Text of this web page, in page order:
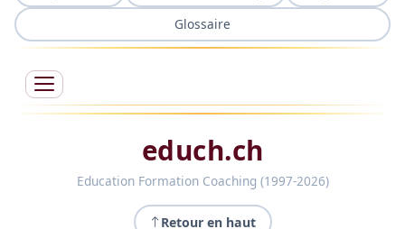
Glossaire
educh.ch
Education Formation Coaching (1997-2026)
Retour en haut